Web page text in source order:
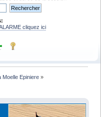
cliquez ici
Moelle Epiniere »